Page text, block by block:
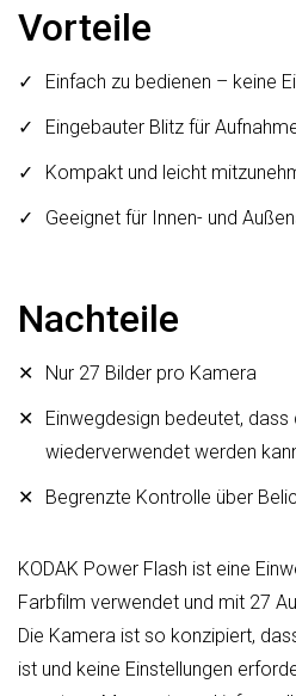
KODAK Power Flash ist eine
Farbfilm verwendet und mit 27
Die Kamera ist so konzipiert,
ist und keine Einstellungen
Vorteile
Einfach zu bedienen – keine
Eingebauter Blitz für
Kompakt und leicht
Geeignet für Innen- und
Nachteile
Nur 27 Bilder pro Kamera
Einwegdesign bedeutet,
wiederverwendet werden
Begrenzte Kontrolle über